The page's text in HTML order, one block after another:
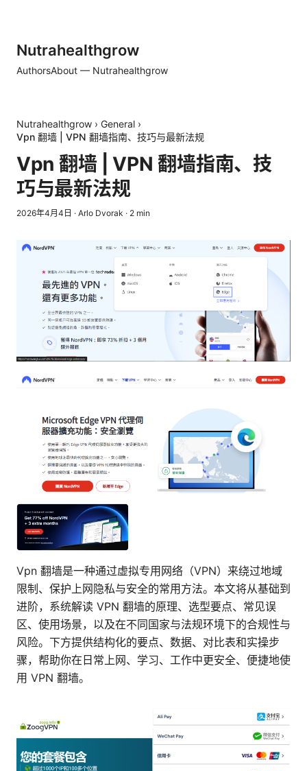
Nutrahealthgrow
AuthorsAbout — Nutrahealthgrow
Nutrahealthgrow › General ›
Vpn 翻墙 | VPN 翻墙指南、技巧与最新法规
Vpn 翻墙 | VPN 翻墙指南、技
巧与最新法规
2026年4月4日 · Arlo Dvorak · 2 min
Vpn 翻墙是一种通过虚拟专用网络（VPN）来绕过地域
限制、保护上网隐私与安全的常用方法。本文将从基础到
进阶，系统解读 VPN 翻墙的原理、选型要点、常见误
区、使用场景，以及在不同国家与法规环境下的合规性与
风险。下方提供结构化的要点、数据、对比表和实操步
骤，帮助你在日常上网、学习、工作中更安全、便捷地使
用 VPN 翻墙。